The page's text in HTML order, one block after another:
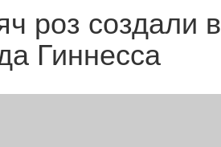
роз создали в
Гиннесса